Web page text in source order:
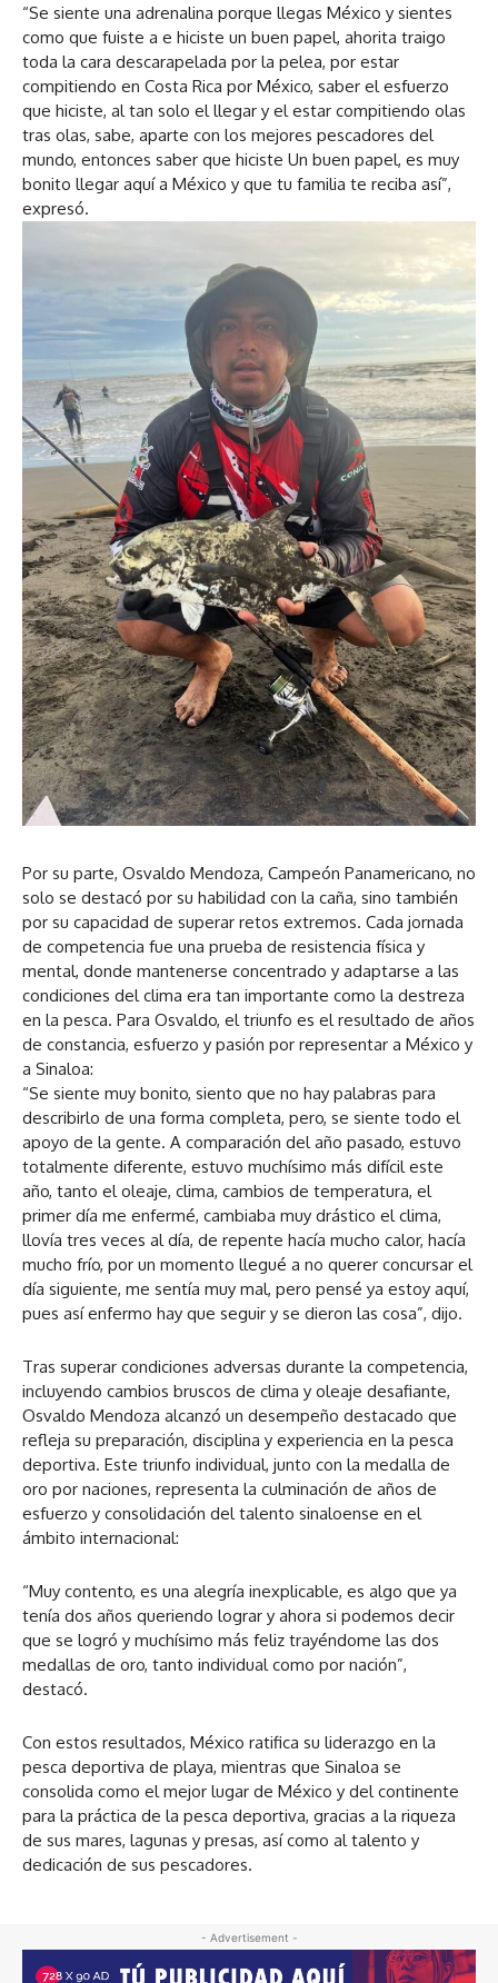
“Se siente una adrenalina porque llegas México y sientes
como que fuiste a e hiciste un buen papel, ahorita traigo
toda la cara descarapelada por la pelea, por estar
compitiendo en Costa Rica por México, saber el esfuerzo
que hiciste, al tan solo el llegar y el estar compitiendo olas
tras olas, sabe, aparte con los mejores pescadores del
mundo, entonces saber que hiciste Un buen papel, es muy
bonito llegar aquí a México y que tu familia te reciba así”,
expresó.
Por su parte, Osvaldo Mendoza, Campeón Panamericano, no
solo se destacó por su habilidad con la caña, sino también
por su capacidad de superar retos extremos. Cada jornada
de competencia fue una prueba de resistencia física y
mental, donde mantenerse concentrado y adaptarse a las
condiciones del clima era tan importante como la destreza
en la pesca. Para Osvaldo, el triunfo es el resultado de años
de constancia, esfuerzo y pasión por representar a México y
a Sinaloa:
“Se siente muy bonito, siento que no hay palabras para
describirlo de una forma completa, pero, se siente todo el
apoyo de la gente. A comparación del año pasado, estuvo
totalmente diferente, estuvo muchísimo más difícil este
año, tanto el oleaje, clima, cambios de temperatura, el
primer día me enfermé, cambiaba muy drástico el clima,
llovía tres veces al día, de repente hacía mucho calor, hacía
mucho frío, por un momento llegué a no querer concursar el
día siguiente, me sentía muy mal, pero pensé ya estoy aquí,
pues así enfermo hay que seguir y se dieron las cosa”, dijo.
Tras superar condiciones adversas durante la competencia,
incluyendo cambios bruscos de clima y oleaje desafiante,
Osvaldo Mendoza alcanzó un desempeño destacado que
refleja su preparación, disciplina y experiencia en la pesca
deportiva. Este triunfo individual, junto con la medalla de
oro por naciones, representa la culminación de años de
esfuerzo y consolidación del talento sinaloense en el
ámbito internacional:
“Muy contento, es una alegría inexplicable, es algo que ya
tenía dos años queriendo lograr y ahora si podemos decir
que se logró y muchísimo más feliz trayéndome las dos
medallas de oro, tanto individual como por nación”,
destacó.
Con estos resultados, México ratifica su liderazgo en la
pesca deportiva de playa, mientras que Sinaloa se
consolida como el mejor lugar de México y del continente
para la práctica de la pesca deportiva, gracias a la riqueza
de sus mares, lagunas y presas, así como al talento y
dedicación de sus pescadores.
- Advertisement -